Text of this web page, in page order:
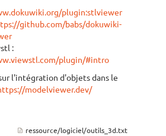
plugin:stlviewer
github.com/babs/dokuwiki-
:
plugin/#intro
l'intégration d'objets dans le
modelviewer.dev/
ressource/logiciel/outils_3d.txt